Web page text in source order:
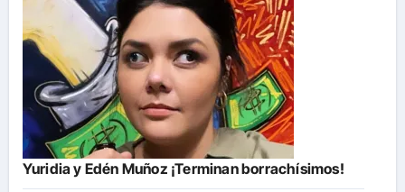
Yuridia y Edén Muñoz ¡Terminan borrachísimos!